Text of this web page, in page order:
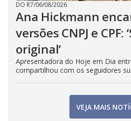
DO R7/06/08/2026
Ana Hickmann
versões CNPJ e CPF:
original’
Apresentadora do Hoje em Dia
compartilhou com os seguidores
VEJA MAIS